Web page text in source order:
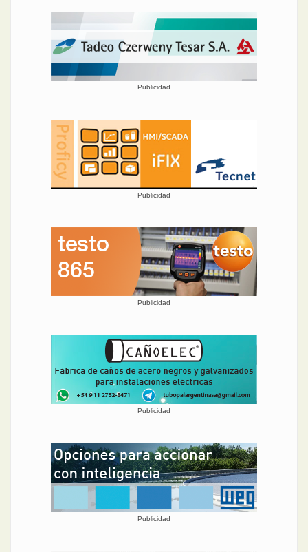
Publicidad
Publicidad
Publicidad
Publicidad
Publicidad